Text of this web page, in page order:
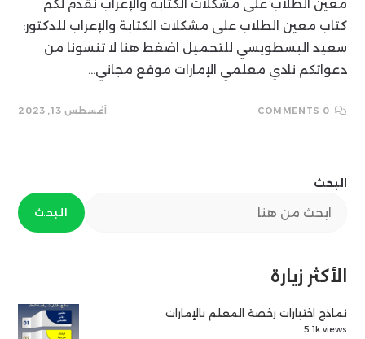
معين الطلاب على مشكلات الكتابة والإعراب نقدم لكم
كتاب معين الطلاب على مشكلات الكتابة والإعراب للدكتور:
سعيد البسطويسي للتحميل اضغط هنا لا تنسونا من
دعواتكم نادي معلمي الإمارات موقع مجاني…
0 COMMENTS أغسطس 13, 2023
البحث
البحث
الأكثر زيارة
نماذج اختبارات رخصة المعلم بالإمارات
5.1k views